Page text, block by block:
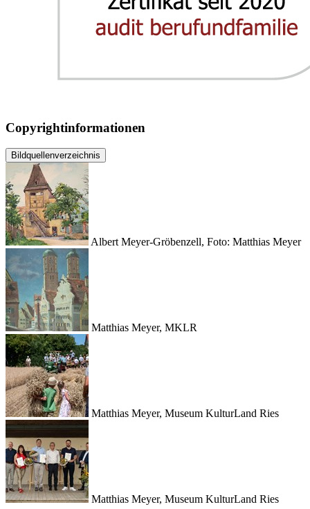
Copyrightinformationen
Bildquellenverzeichnis
Albert Meyer-Gröbenzell, Foto: Matthias Meyer
Matthias Meyer, MKLR
Matthias Meyer, Museum KulturLand Ries
Matthias Meyer, Museum KulturLand Ries